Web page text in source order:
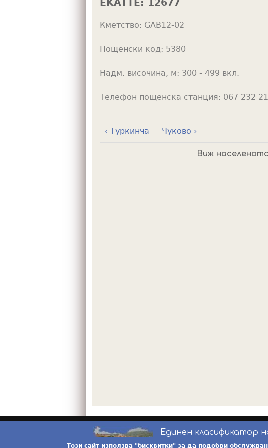
EKATTE: 12677
Кметство: GAB12-02
Пощенски код: 5380
Надм. височина, м: 300 - 499 вкл.
Телефон пощенска станция: 067 232
‹ Туркинча Чуково ›
Виж
Единен класификатор
Този сайт използва "бисквитки" за да подобри